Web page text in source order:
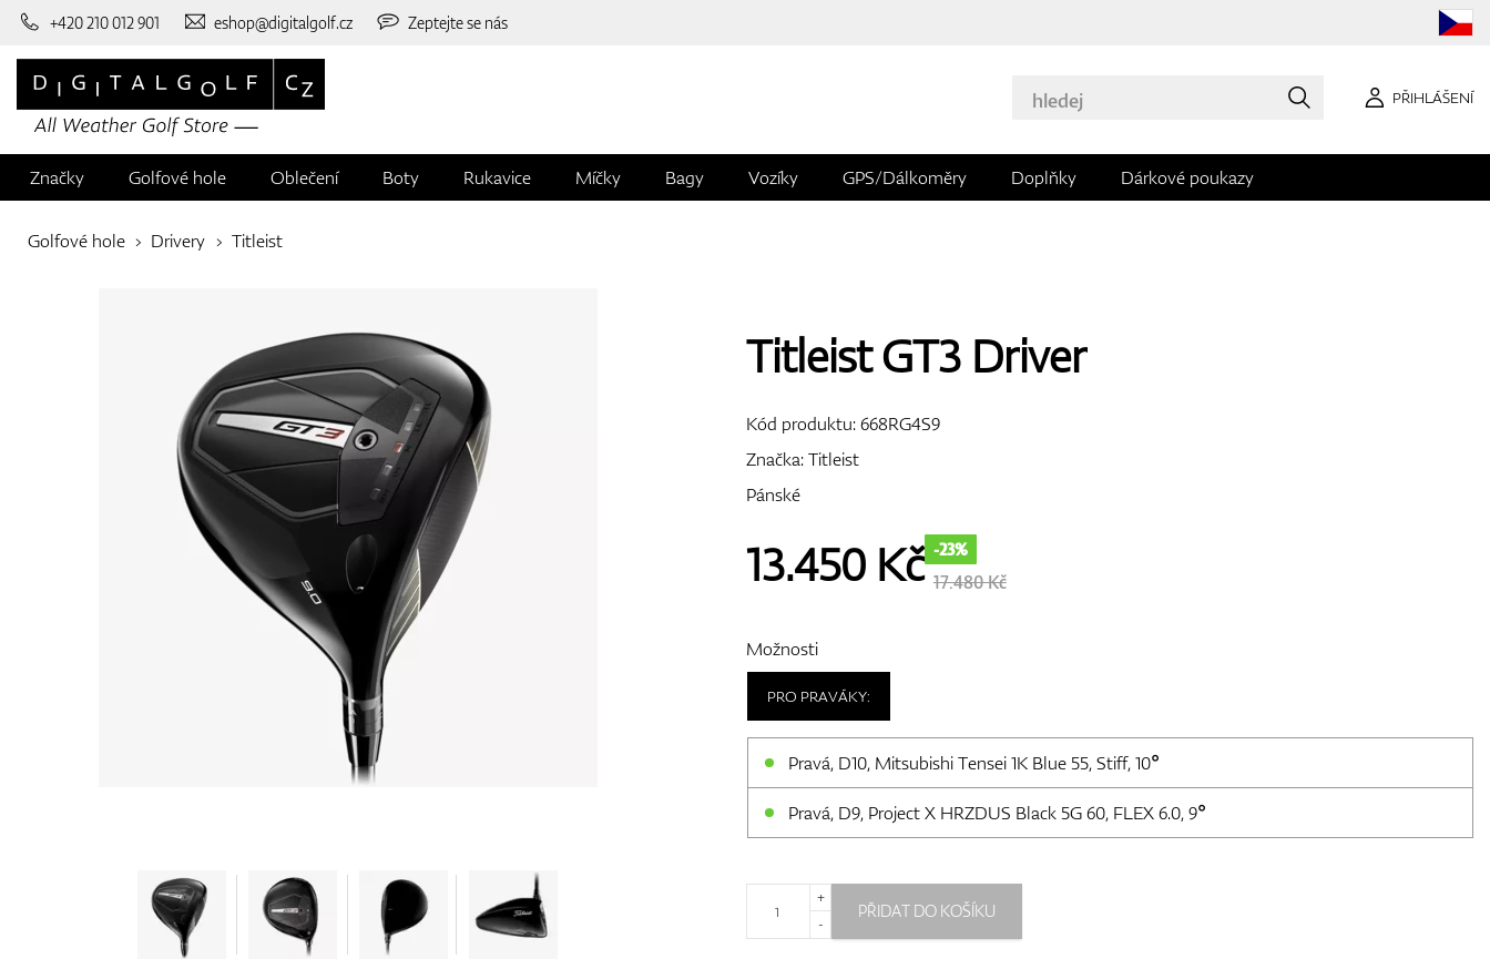
+420 210 012 901 eshop@digitalgolf.cz Zeptejte se nás
PŘIHLÁŠENÍ
Značky Golfové hole Oblečení Boty Rukavice Míčky Bagy Vozíky GPS/Dálkoměry Doplňky Dárkové poukazy
Golfové hole Drivery Titleist
Titleist GT3 Driver
Kód produktu:668RG4S9
Značka:Titleist
Pánské
13.450Kč -23%
17.480 Kč
Možnosti
PRO PRAVÁKY:
Pravá, D10, Mitsubishi Tensei 1K Blue 55, Stiff, 10°
Pravá, D9, Project X HRZDUS Black 5G 60, FLEX 6.0, 9°
+
-
PŘIDAT DO KOŠÍKU